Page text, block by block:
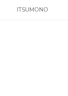
ITSUMONO